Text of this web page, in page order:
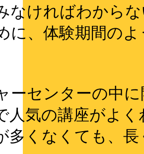
なければわから
に、体験期間の
ーセンターの中
人気の講座がよ
多くなくても、